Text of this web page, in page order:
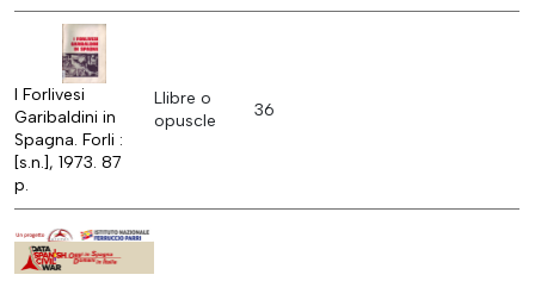
I Forlivesi
Garibaldini in
Spagna. Forli :
[s.n.], 1973. 87
p.
Llibre o
opuscle
36